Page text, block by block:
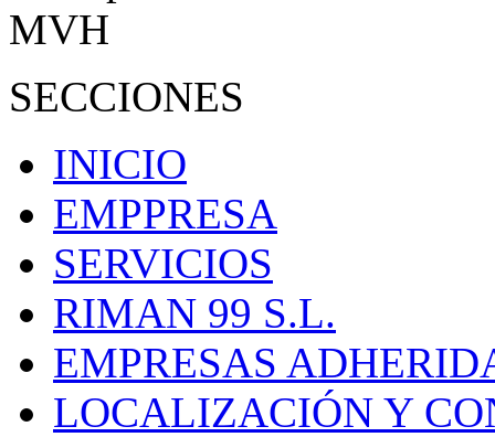
SECCIONES
INICIO
EMPPRESA
SERVICIOS
RIMAN 99 S.L.
EMPRESAS
LOCALIZACIÓN Y